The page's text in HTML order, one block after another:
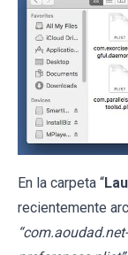
En la carpeta “
recientemente